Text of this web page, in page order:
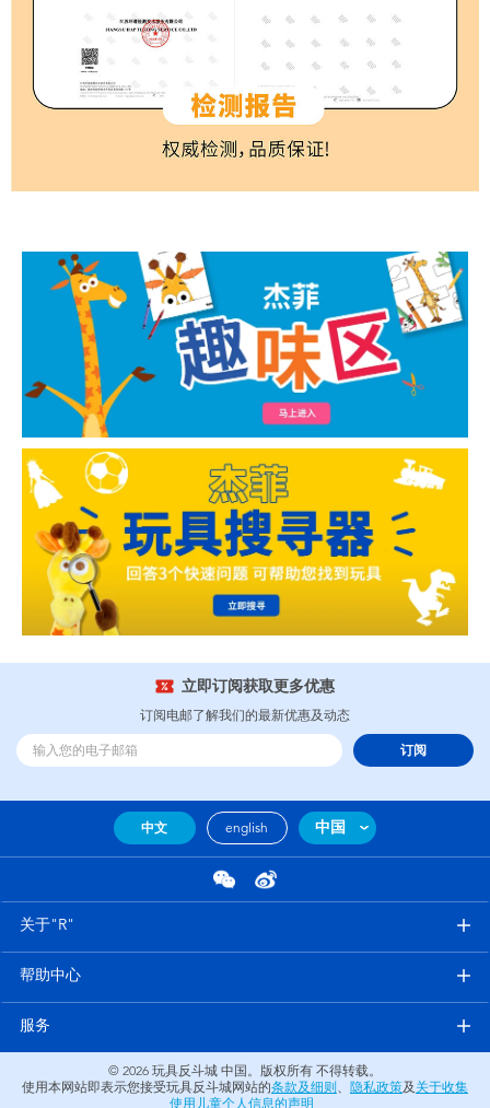
立即订阅获取更多优惠
订阅电邮了解我们的最新优惠及动态
订阅
中文 english 中国
关于"R"
帮助中心
服务
© 2026 玩具反斗城 中国。版权所有 不得转载。
使用本网站即表示您接受玩具反斗城网站的条款及细则 隐私政策及 关于收集
使用儿童个人信息的声明